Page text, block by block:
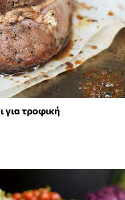
για τροφική